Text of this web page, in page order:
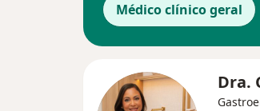
Médico clínico geral
Dra.